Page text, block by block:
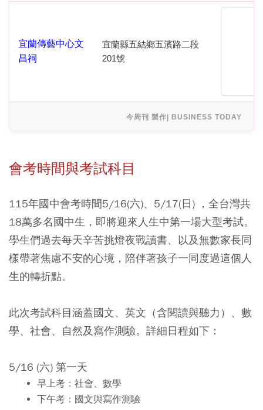
宜蘭傳藝中心文
昌祠
宜蘭縣五結鄉五濱路二段
201號
今周刊 製作| BUSINESS TODAY
會考時間與考試科目
115年國中會考時間5/16(六)、5/17(日) ，全台灣共
18萬多名國中生，即將迎來人生中第一場大型考試。
學生們過去每天辛苦挑燈夜戰讀書、以及無數家長同
樣帶著焦慮不安的心境，陪伴著孩子一同度過這個人
生的轉折點。
此次考試科目涵蓋國文、英文（含閱讀與聽力）、數
學、社會、自然及寫作測驗。詳細日程如下：
5/16 (六) 第一天
早上考：社會、數學
下午考：國文與寫作測驗